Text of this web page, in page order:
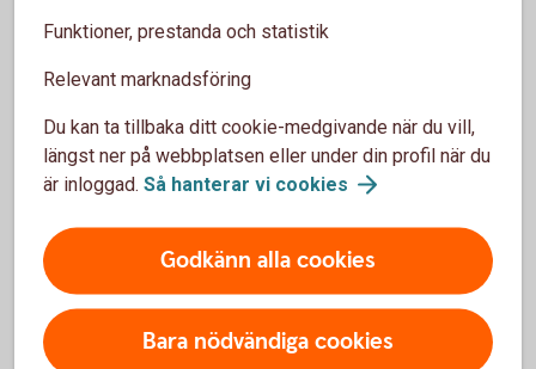
Avgiftsinformation
Dokument med avgiftsinformation är en EU-
standardiserad prislista med de vanligaste
betaltjänsterna kopplade till ett betalkonto. Du hittar
alla bankers information på konsumenternas.se
Funktioner, prestanda och statistik
Relevant marknadsföring
Du kan ta tillbaka ditt cookie-medgivande när du vill,
längst ner på webbplatsen eller under din profil när du
är inloggad. Så hanterar vi cookies
Godkänn alla cookies
Bara nödvändiga cookies